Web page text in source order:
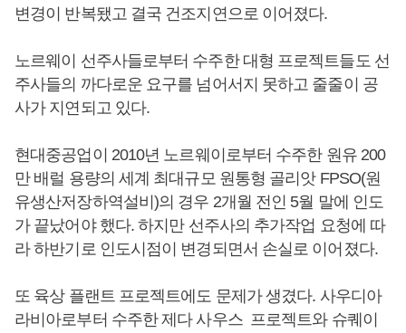
변경이 반복됐고 결국 건조지연으로 이어졌다.
노르웨이 선주사들로부터 수주한 대형 프로젝트들도 선
주사들의 까다로운 요구를 넘어서지 못하고 줄줄이 공
사가 지연되고 있다.
현대중공업이 2010년 노르웨이로부터 수주한 원유 200
만 배럴 용량의 세계 최대규모 원통형 골리앗 FPSO(원
유생산저장하역설비)의 경우 2개월 전인 5월 말에 인도
가 끝났어야 했다. 하지만 선주사의 추가작업 요청에 따
라 하반기로 인도시점이 변경되면서 손실로 이어졌다.
또 육상 플랜트 프로젝트에도 문제가 생겼다. 사우디아
라비아로부터 수주한 제다 사우스 프로젝트와 슈퀘이